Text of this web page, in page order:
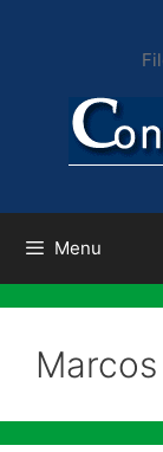
conteúdo
Menu